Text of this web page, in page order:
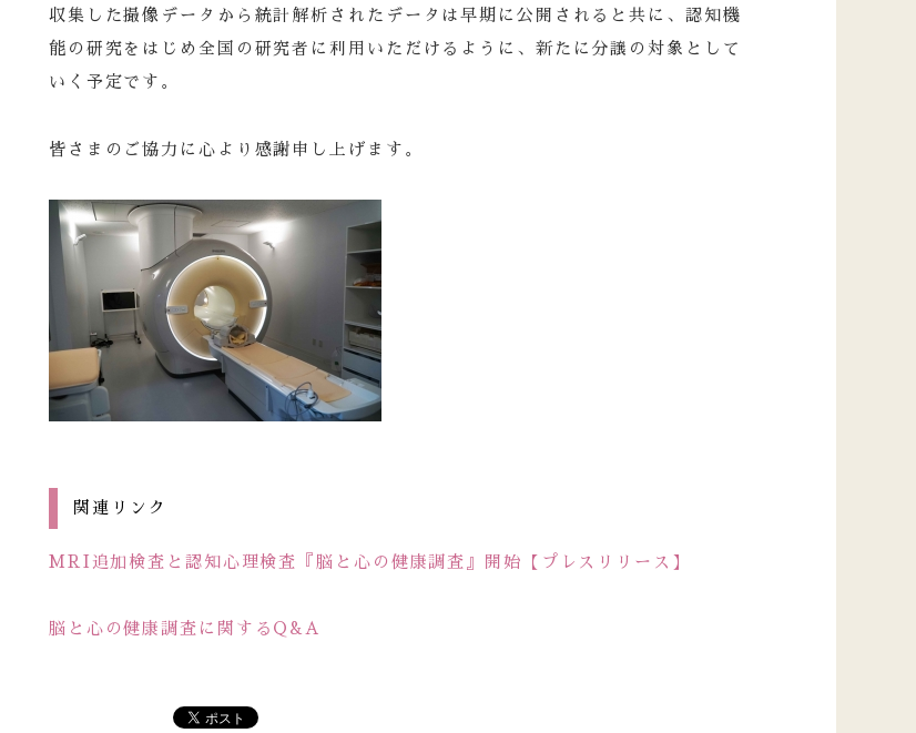
収集した撮像データから統計解析されたデータは早期に公開されると共に、認知機
能の研究をはじめ全国の研究者に利用いただけるように、新たに分譲の対象として
いく予定です。
皆さまのご協力に心より感謝申し上げます。
関連リンク
MRI追加検査と認知心理検査『脳と心の健康調査』開始【プレスリリース】
脳と心の健康調査に関するQ&A